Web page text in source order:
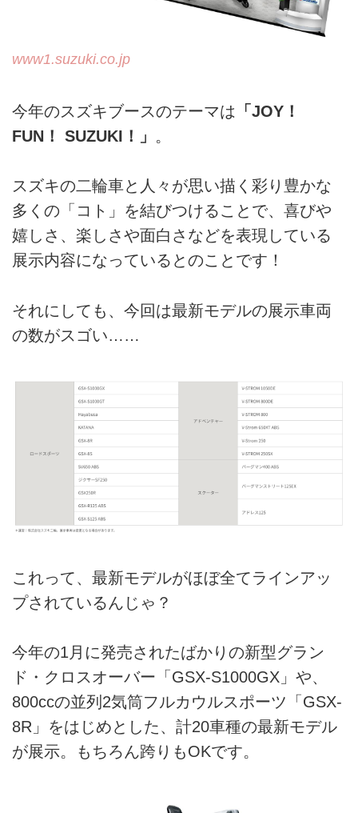
www1.suzuki.co.jp
今年のスズキブースのテーマは 「JOY！
FUN！ SUZUKI！」 。
スズキの二輪車と人々が思い描く彩り豊かな
多くの「コト」を結びつけることで、喜びや
嬉しさ、楽しさや面白さなどを表現している
展示内容になっているとのことです！
それにしても、今回は最新モデルの展示車両
の数がスゴい……
これって、最新モデルがほぼ全てラインアッ
プされているんじゃ？
今年の1月に発売されたばかりの新型グラン
ド・クロスオーバー「GSX-S1000GX」や、
800ccの並列2気筒フルカウルスポーツ「GSX-
8R」をはじめとした、計20車種の最新モデル
が展示。もちろん跨りもOKです。